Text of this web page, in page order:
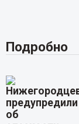
Подробно